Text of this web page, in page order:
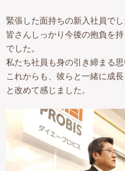
緊張した面持ちの新入社員でし
皆さんしっかり今後の抱負を
でした。
私たち社員も身の引き締まる思
これからも、彼らと一緒に成
と改めて感じました。